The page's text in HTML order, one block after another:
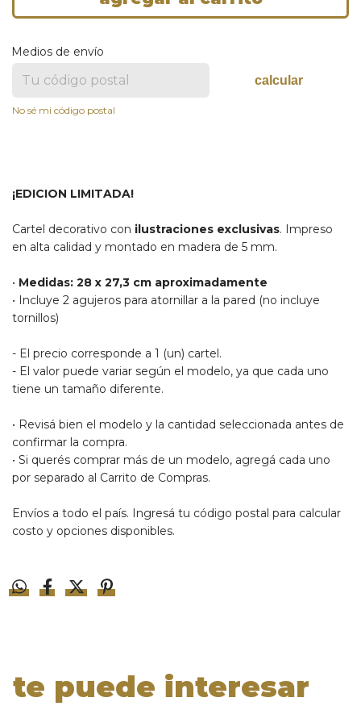
Medios de envío
calcular
No sé mi código postal
¡EDICION LIMITADA!
Cartel decorativo con ilustraciones exclusivas. Impreso
en alta calidad y montado en madera de 5 mm.
• Medidas: 28 x 27,3 cm aproximadamente
• Incluye 2 agujeros para atornillar a la pared (no incluye
tornillos)
- El precio corresponde a 1 (un) cartel.
- El valor puede variar según el modelo, ya que cada uno
tiene un tamaño diferente.
• Revisá bien el modelo y la cantidad seleccionada antes de
confirmar la compra.
• Si querés comprar más de un modelo, agregá cada uno
por separado al Carrito de Compras.
Envíos a todo el país. Ingresá tu código postal para calcular
costo y opciones disponibles.
te puede interesar